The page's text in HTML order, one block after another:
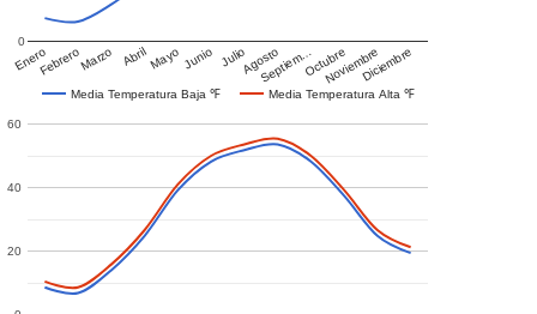
Media Temperatura Baja ℉ Media Temperatura Alta ℉
EneroFebreroMarzo AbrilMayo Junio JulioAgosto
Septiem…OctubreNoviembreDiciembre
0
20
40
60